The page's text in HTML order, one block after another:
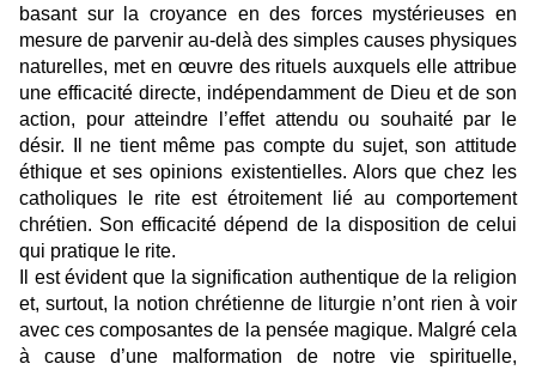
basant sur la croyance en des forces mystérieuses en
mesure de parvenir au-delà des simples causes physiques
naturelles, met en œuvre des rituels auxquels elle attribue
une efficacité directe, indépendamment de Dieu et de son
action, pour atteindre l’effet attendu ou souhaité par le
désir. Il ne tient même pas compte du sujet, son attitude
éthique et ses opinions existentielles. Alors que chez les
catholiques le rite est étroitement lié au comportement
chrétien. Son efficacité dépend de la disposition de celui
qui pratique le rite.
Il est évident que la signification authentique de la religion
et, surtout, la notion chrétienne de liturgie n’ont rien à voir
avec ces composantes de la pensée magique. Malgré cela
à cause d’une malformation de notre vie spirituelle,